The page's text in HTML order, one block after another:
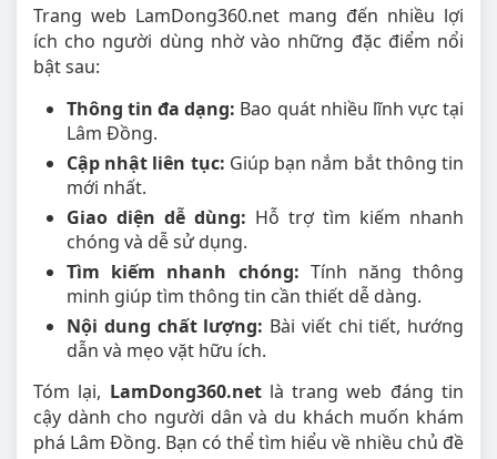
Trang web LamDong360.net mang đến nhiều lợi
ích cho người dùng nhờ vào những đặc điểm nổi
bật sau:
Thông tin đa dạng: Bao quát nhiều lĩnh vực tại
Lâm Đồng.
Cập nhật liên tục: Giúp bạn nắm bắt thông tin
mới nhất.
Giao diện dễ dùng: Hỗ trợ tìm kiếm nhanh
chóng và dễ sử dụng.
Tìm kiếm nhanh chóng: Tính năng thông
minh giúp tìm thông tin cần thiết dễ dàng.
Nội dung chất lượng: Bài viết chi tiết, hướng
dẫn và mẹo vặt hữu ích.
Tóm lại, LamDong360.netlà trang web đáng tin
cậy dành cho người dân và du khách muốn khám
phá Lâm Đồng. Bạn có thể tìm hiểu về nhiều chủ đề